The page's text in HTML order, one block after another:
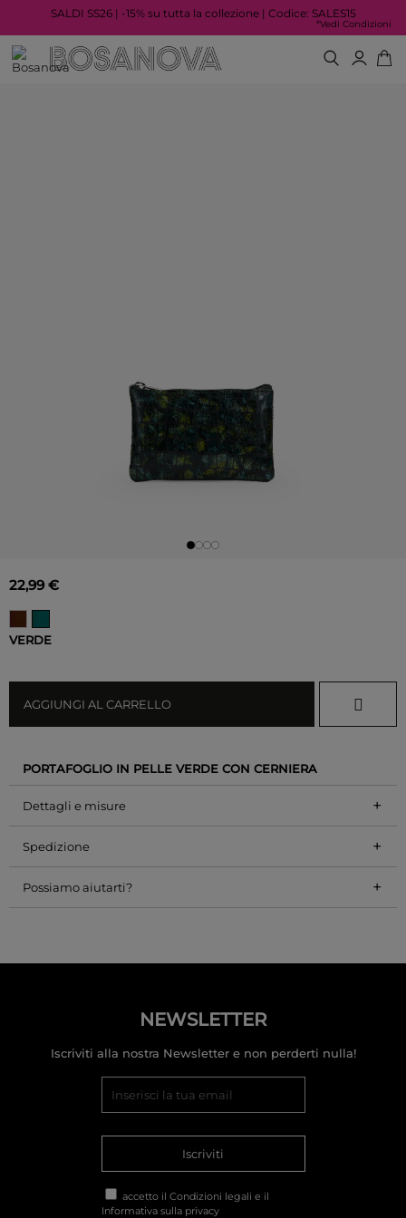
SALDI SS26 | -15% su tutta la collezione | Codice: SALES15
*Vedi Condizioni
22,99 €
VERDE
AGGIUNGI AL CARRELLO
PORTAFOGLIO IN PELLE VERDE CON CERNIERA
Dettagli e misure +
Spedizione +
Possiamo aiutarti? +
NEWSLETTER
Iscriviti alla nostra Newsletter e non perderti nulla!
Iscriviti
accetto il Condizioni legali e il
Informativa sulla privacy